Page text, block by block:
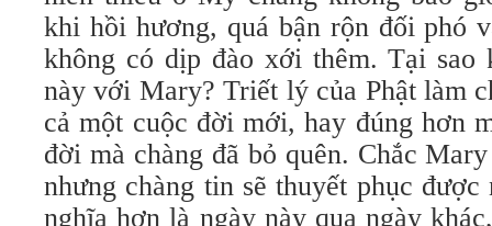
khi hồi hương, quá bận rộn đối phó
không có dịp đào xới thêm. Tại sao
này với Mary? Triết lý của Phật làm
cả một cuộc đời mới, hay đúng hơn
đời mà chàng đã bỏ quên. Chắc
nhưng chàng tin sẽ thuyết phục
nghĩa hơn là ngày này qua ngày